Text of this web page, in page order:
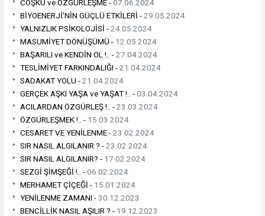
COŞKU ve ÖZGÜRLEŞME -07.06.2024
BİYOENERJİ'NİN GÜÇLÜ ETKİLERİ -29.05.2024
YALNIZLIK PSİKOLOJİSİ -24.05.2024
MASUMİYET DÖNÜŞÜMÜ - 12.05.2024
BAŞARILI ve KENDİN OL !.. -27.04.2024
TESLİMİYET FARKINDALIĞI -21.04.2024
SADAKAT YOLU -21.04.2024
GERÇEK AŞKI YAŞA ve YAŞAT !.. -03.04.2024
ACILARDAN ÖZGÜRLEŞ !.. -23.03.2024
ÖZGÜRLEŞMEK !.. - 15.03.2024
CESARET VE YENİLENME -23.02.2024
SIR NASIL ALGILANIR ? -23.02.2024
SIR NASIL ALGILANIR? - 17.02.2024
SEZGİ ŞİMŞEĞİ !.. -06.02.2024
MERHAMET ÇİÇEĞİ - 15.01.2024
YENİLENME ZAMANI -30.12.2023
BENCİLLİK NASIL AŞILIR ? - 19.12.2023